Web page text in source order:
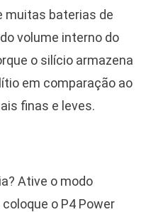
muitas baterias de
volume interno do
o silício armazena
em comparação ao
finas e leves.
Ative o modo
o P4 Power